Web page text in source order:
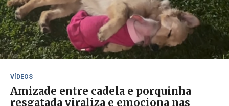
VÍDEOS
Amizade entre cadela e porquinha
resgatada viraliza e emociona nas